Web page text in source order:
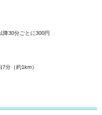
降30分ごとに300円
分（約1km）